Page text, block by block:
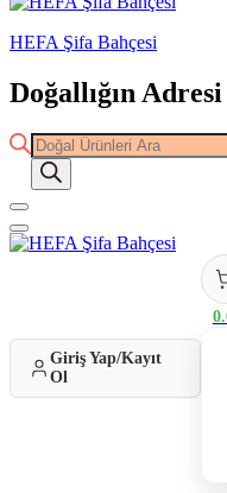
HEFA Şifa Bahçesi
Doğallığın Adresi
Products
search
Giriş Yap/Kayıt
Ol